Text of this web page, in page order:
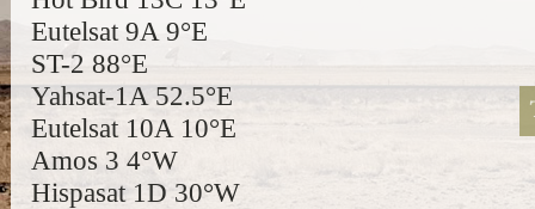
Eutelsat 9A 9°E
ST-2 88°E
Yahsat-1A 52.5°E
Eutelsat 10A 10°E
Amos 3 4°W
Hispasat 1D 30°W